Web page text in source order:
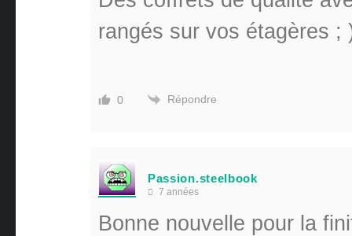
rangés sur vos étagères ;
0 Répondre
Passion.steelbook
7 années
Bonne nouvelle pour la